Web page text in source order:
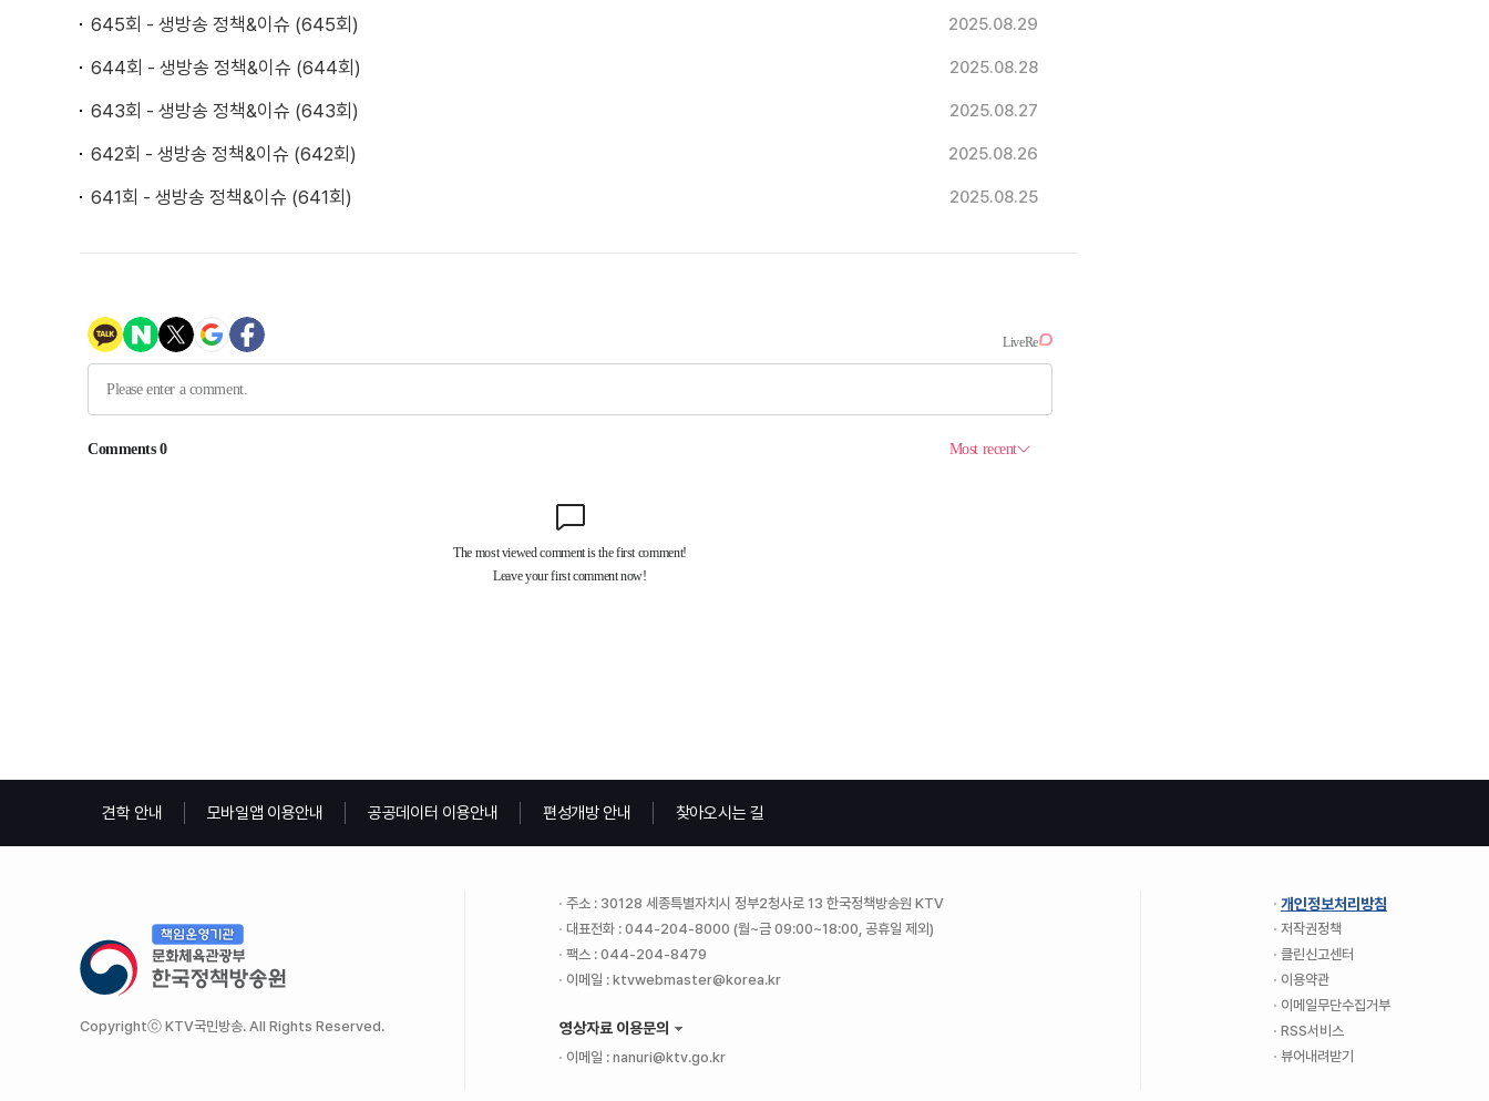
645회 - 생방송 정책&이슈 (645회) 2025.08.29
644회 - 생방송 정책&이슈 (644회) 2025.08.28
643회 - 생방송 정책&이슈 (643회) 2025.08.27
642회 - 생방송 정책&이슈 (642회) 2025.08.26
641회 - 생방송 정책&이슈 (641회) 2025.08.25
견학 안내 모바일앱 이용안내 공공데이터 이용안내 편성개방 안내 찾아오시는 길
Copyrightⓒ KTV국민방송. All Rights Reserved.
주소 : 30128 세종특별자치시 정부2청사로 13 한국정책방송원 KTV
대표전화 : 044-204-8000 (월~금 09:00~18:00, 공휴일 제외)
팩스 : 044-204-8479
이메일 : ktvwebmaster@korea.kr
영상자료 이용문의
이메일 : nanuri@ktv.go.kr
개인정보처리방침
저작권정책
클린신고센터
이용약관
이메일무단수집거부
RSS서비스
뷰어내려받기